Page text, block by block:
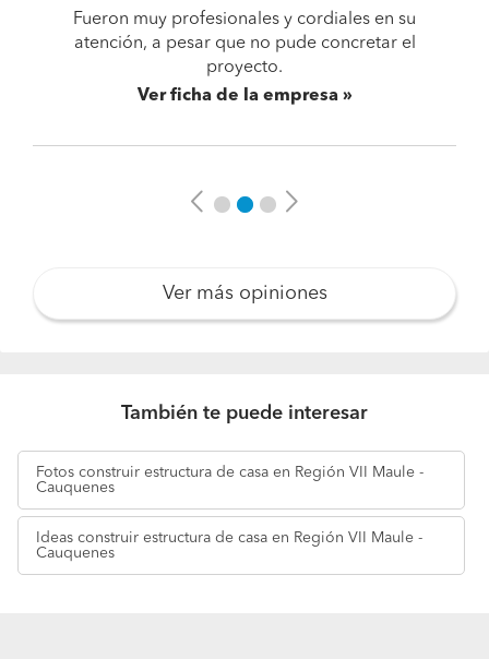
Fueron muy profesionales y cordiales en su
atención, a pesar que no pude concretar el
proyecto.
Ver ficha de la empresa
Previous Next
Ver más opiniones
También te puede interesar
Fotos construir estructura de casa en Región VII Maule -
Cauquenes
Ideas construir estructura de casa en Región VII Maule -
Cauquenes